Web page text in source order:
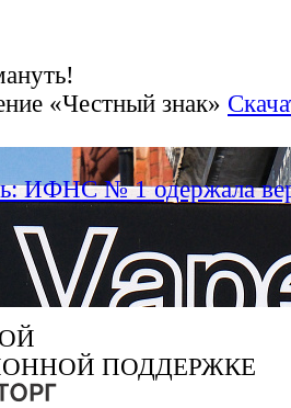
«Честный знак»
ИФНС № 1 одержала
ПОДДЕРЖКЕ